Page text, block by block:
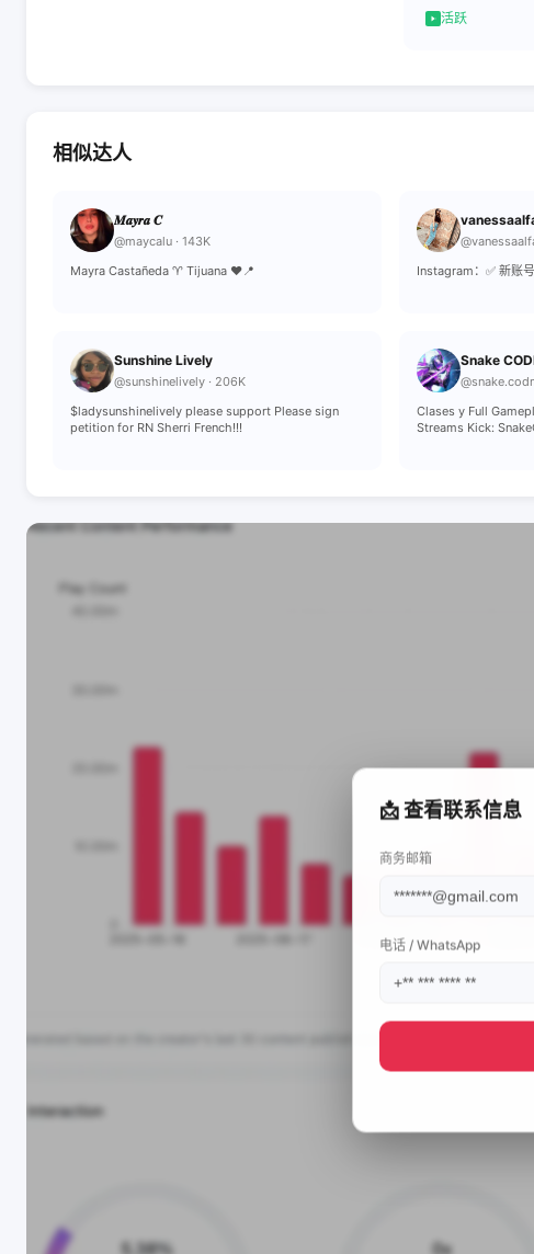
活跃
相似达人
𝑴𝒂𝒚𝒓𝒂 𝑪
@maycalu · 143K
Mayra Castañeda ♈️ Tijuana ♥️📍
Instagram：✅ 新账
Sunshine Lively
@sunshinelively · 206K
$ladysunshinelively please support Please sign
petition for RN Sherri French!!!
Snake
Clases y Full
Streams Kick:
📩 查看联系信息
商务邮箱
电话 / WhatsApp